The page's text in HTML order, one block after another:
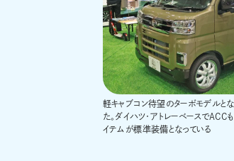
軽キャブコン待望のターボモデル
た。ダイハツ・アトレーベースで
イテムが標準装備となっている